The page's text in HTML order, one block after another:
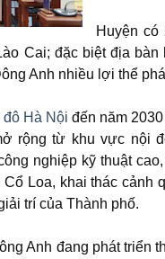
Huyện có
Cai; đặc biệt địa
Anh nhiều lợi thể
đô Hà Nội đến năm
rộng từ khu vực nội
nghiệp kỹ thuật
Loa, khai thác cảnh
trí của Thành phố.
Anh đang phát triển